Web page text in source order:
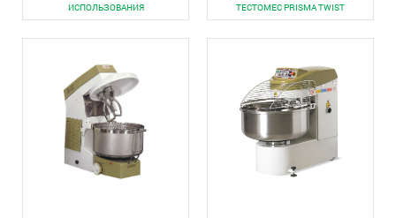
ИСПОЛЬЗОВАНИЯ
ТЕСТОМЕС PRISMA TWIST